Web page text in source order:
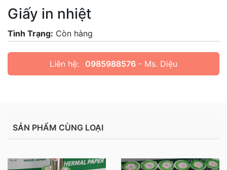
Giấy in nhiệt
Tình Trạng: Còn hàng
Liên hệ: 0985988576 - Ms. Diệu
SẢN PHẨM CÙNG LOẠI